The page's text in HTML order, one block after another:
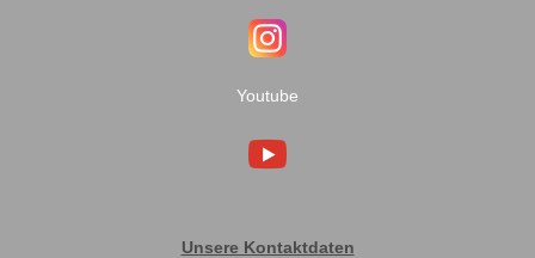
Youtube
Unsere Kontaktdaten